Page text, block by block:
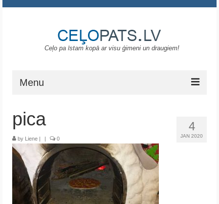
Ceļo pa īstam kopā ar visu ģimeni un draugiem!
Menu
Portugāle
ASV
Melnkalne
4
JAN 2020
pica
by Liene | | 0